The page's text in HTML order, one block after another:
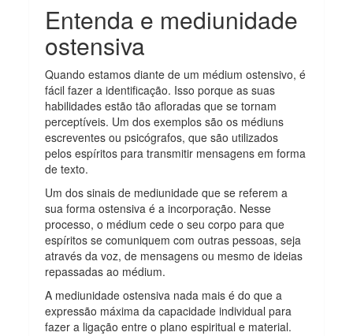
Entenda e mediunidade
ostensiva
Quando estamos diante de um médium ostensivo, é
fácil fazer a identificação. Isso porque as suas
habilidades estão tão afloradas que se tornam
perceptíveis. Um dos exemplos são os médiuns
escreventes ou psicógrafos, que são utilizados
pelos espíritos para transmitir mensagens em forma
de texto.
Um dos sinais de mediunidade que se referem a
sua forma ostensiva é a incorporação. Nesse
processo, o médium cede o seu corpo para que
espíritos se comuniquem com outras pessoas, seja
através da voz, de mensagens ou mesmo de ideias
repassadas ao médium.
A mediunidade ostensiva nada mais é do que a
expressão máxima da capacidade individual para
fazer a ligação entre o plano espiritual e material.